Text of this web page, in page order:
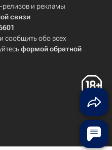
и рекламы
связи
сообщить обо всех
формой обратной